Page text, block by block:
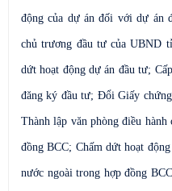
động của dự án đối với dự án
chủ trương đầu tư của UBND
dứt hoạt động dự án đầu tư;
đăng ký đầu tư; Đổi Giấy
Thành lập văn phòng điều
đồng BCC; Chấm dứt hoạt
nước ngoài trong hợp đồng